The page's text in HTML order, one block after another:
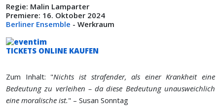
Regie: Malin Lamparter
Premiere: 16. Oktober 2024
Berliner Ensemble - Werkraum
TICKETS ONLINE KAUFEN
Zum Inhalt: "Nichts ist strafender, als einer Krankheit eine
Bedeutung zu verleihen – da diese Bedeutung unausweichlich
eine moralische ist." – Susan Sonntag